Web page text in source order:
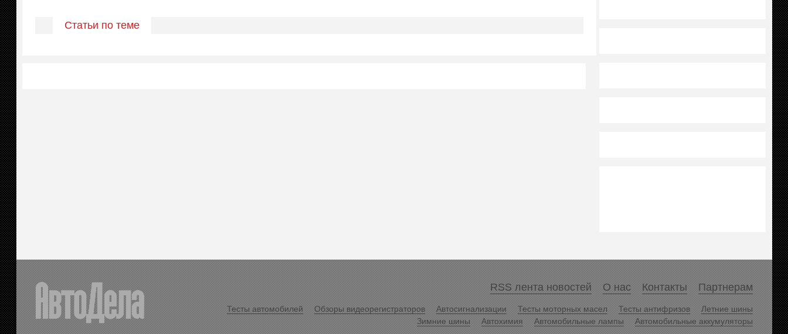
Статьи по теме
RSS лента новостей О нас Контакты Партнерам
Тесты автомобилей Обзоры видеорегистраторов Автосигнализации Тесты моторных масел Тесты антифризов
Летние шины
Зимние шины
Автохимия Автомобильные лампы Автомобильные аккумуляторы